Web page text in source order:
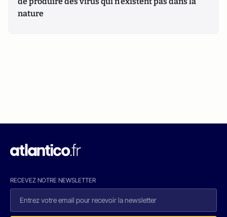
nature
RECEVEZ NOTRE NEWSLETTER